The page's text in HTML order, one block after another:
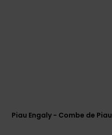
Piau Engaly - Combe de Piau